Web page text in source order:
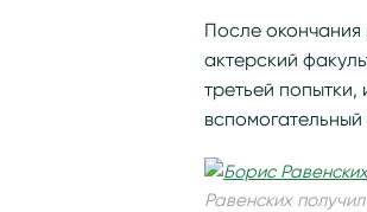
После окончания
актерский
третьей
вспомогательный
Равенских